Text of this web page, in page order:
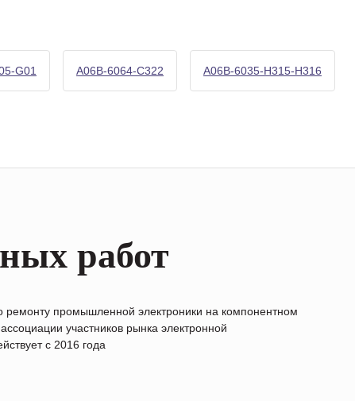
G01 A06B-6064-C322 A06B-6035-H315-H316
работ
ремонту промышленной электроники на компонентном
участников рынка электронной
с 2016 года